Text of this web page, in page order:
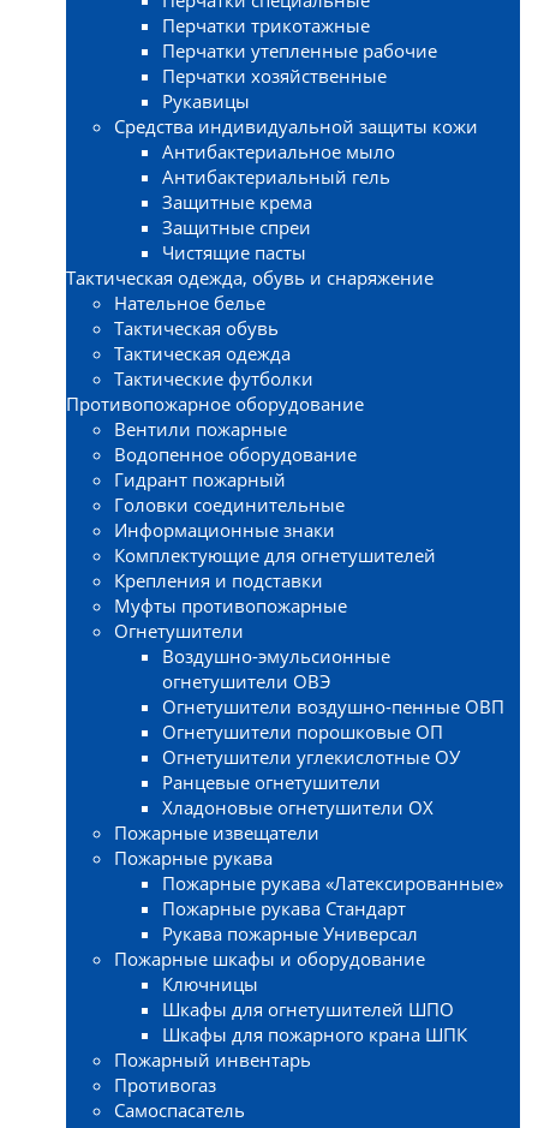
Перчатки трикотажные
Перчатки утепленные рабочие
Перчатки хозяйственные
Рукавицы
Средства индивидуальной защиты кожи
Антибактериальное мыло
Антибактериальный гель
Защитные крема
Защитные спреи
Чистящие пасты
Тактическая одежда, обувь и снаряжение
Нательное белье
Тактическая обувь
Тактическая одежда
Тактические футболки
Противопожарное оборудование
Вентили пожарные
Водопенное оборудование
Гидрант пожарный
Головки соединительные
Информационные знаки
Комплектующие для огнетушителей
Крепления и подставки
Муфты противопожарные
Огнетушители
Воздушно-эмульсионные
огнетушители ОВЭ
Огнетушители воздушно-пенные ОВП
Огнетушители порошковые ОП
Огнетушители углекислотные ОУ
Ранцевые огнетушители
Хладоновые огнетушители ОХ
Пожарные извещатели
Пожарные рукава
Пожарные рукава «Латексированные»
Пожарные рукава Стандарт
Рукава пожарные Универсал
Пожарные шкафы и оборудование
Ключницы
Шкафы для огнетушителей ШПО
Шкафы для пожарного крана ШПК
Пожарный инвентарь
Противогаз
Самоспасатель